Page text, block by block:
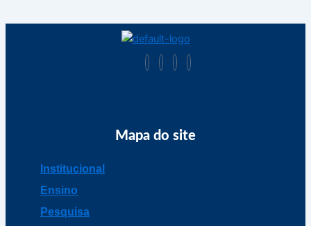
Mapa do site
Institucional
Ensino
Pesquisa